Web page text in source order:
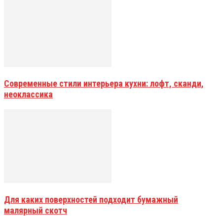
Современные стили интерьера кухни: лофт, сканди,
неоклассика
Для каких поверхностей подходит бумажный
малярный скотч